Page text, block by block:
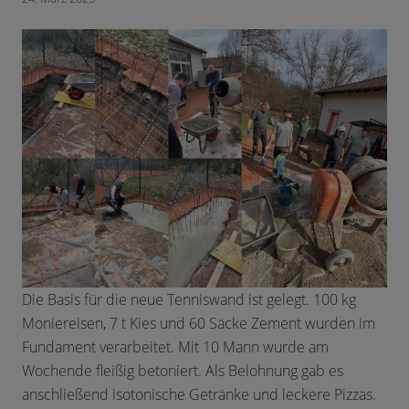
Die Basis für die neue Tenniswand ist gelegt. 100 kg
Moniereisen, 7 t Kies und 60 Säcke Zement wurden im
Fundament verarbeitet. Mit 10 Mann wurde am
Wochende fleißig betoniert. Als Belohnung gab es
anschließend isotonische Getränke und leckere Pizzas.